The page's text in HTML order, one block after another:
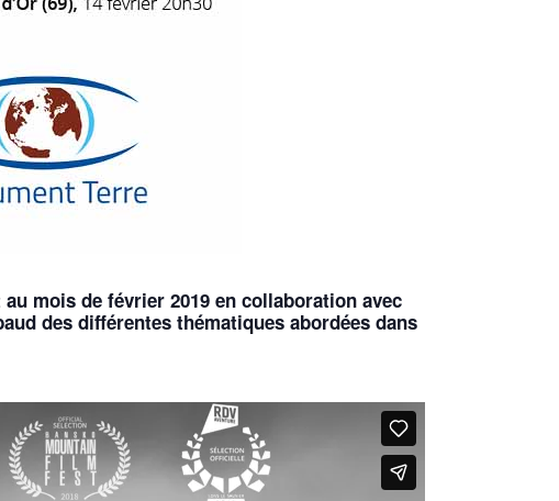
mois de février 2019 en collaboration avec
des différentes thématiques abordées dans